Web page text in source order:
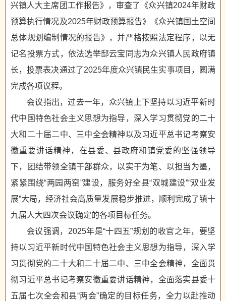
兴镇人大主席团工作报告》，审查了《众兴镇2024年财政
预算执行情况及2025年财政预算报告》《众兴镇国土空间
总体规划编制情况的报告》，并严格按照法定程序，以无
记名投票方式，依法选举邸云宝同志为众兴镇人民政府镇
长，投票表决通过了2025年度众兴镇民生实事项目，圆满
完成各项议程。
会议指出，过去一年，众兴镇上下坚持以习近平新时
代中国特色社会主义思想为指导，深入学习贯彻党的二十
大和二十届二中、三中全会精神以及习近平总书记考察安
徽重要讲话精神，在县委、县政府和镇党委的坚强领导
下，团结带领全镇干部群众，以实干为笔、以担当为墨，
紧紧围绕“两园两窑”建设，服务好全县“双城建设”“双业发
展”大局，经济社会高质量发展稳步推进，顺利完成了镇十
九届人大四次会议确定的各项目标任务。
会议强调，2025年是“十四五”规划的收官之年，要坚
持以习近平新时代中国特色社会主义思想为指导，深入学
习贯彻党的二十大和二十届二中、三中全会精神，全面贯
彻习近平总书记考察安徽重要讲话精神，全面落实县委十
五届七次全会和县“两会”确定的目标任务，全力以赴推动